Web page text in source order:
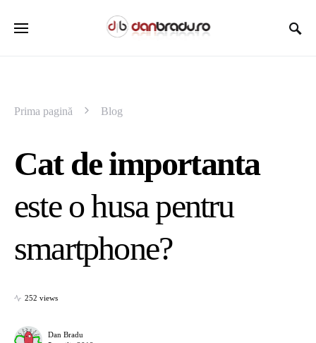
Prima pagină Blog
Cat de importanta
este o husa pentru
smartphone?
252 views
Dan Bradu